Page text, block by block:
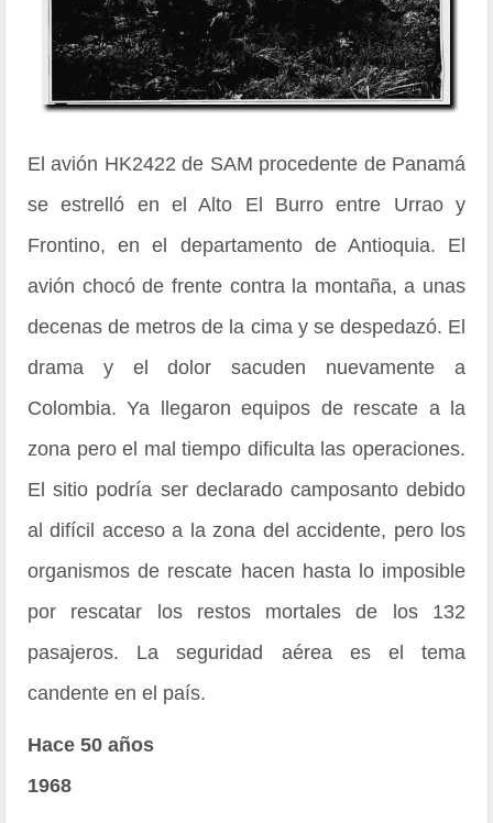
El avión HK2422 de SAM procedente de Panamá
se estrelló en el Alto El Burro entre Urrao y
Frontino, en el departamento de Antioquia. El
avión chocó de frente contra la montaña, a unas
decenas de metros de la cima y se despedazó. El
drama y el dolor sacuden nuevamente a
Colombia. Ya llegaron equipos de rescate a la
zona pero el mal tiempo dificulta las operaciones.
El sitio podría ser declarado camposanto debido
al difícil acceso a la zona del accidente, pero los
organismos de rescate hacen hasta lo imposible
por rescatar los restos mortales de los 132
pasajeros. La seguridad aérea es el tema
candente en el país.
Hace 50 años
1968